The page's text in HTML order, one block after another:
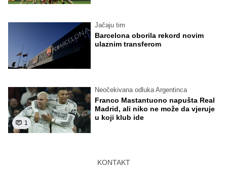
Jačaju tim
Barcelona oborila rekord novim
ulaznim transferom
1
Neočekivana odluka Argentinca
Franco Mastantuono napušta Real
Madrid, ali niko ne može da vjeruje
u koji klub ide
KONTAKT